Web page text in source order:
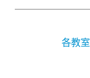
各教